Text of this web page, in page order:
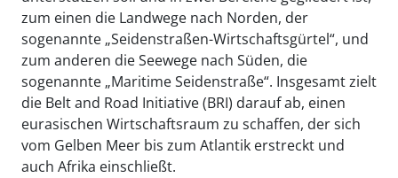
zum einen die Landwege nach Norden, der
sogenannte „Seidenstraßen-Wirtschaftsgürtel“, und
zum anderen die Seewege nach Süden, die
sogenannte „Maritime Seidenstraße“. Insgesamt zielt
die Belt and Road Initiative (BRI) darauf ab, einen
eurasischen Wirtschaftsraum zu schaffen, der sich
vom Gelben Meer bis zum Atlantik erstreckt und
auch Afrika einschließt.